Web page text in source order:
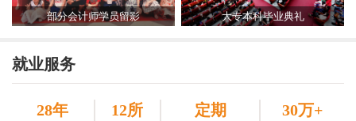
部分会计师学员留影 大专本科毕业典礼
就业服务
28年 12所 定期 30万+